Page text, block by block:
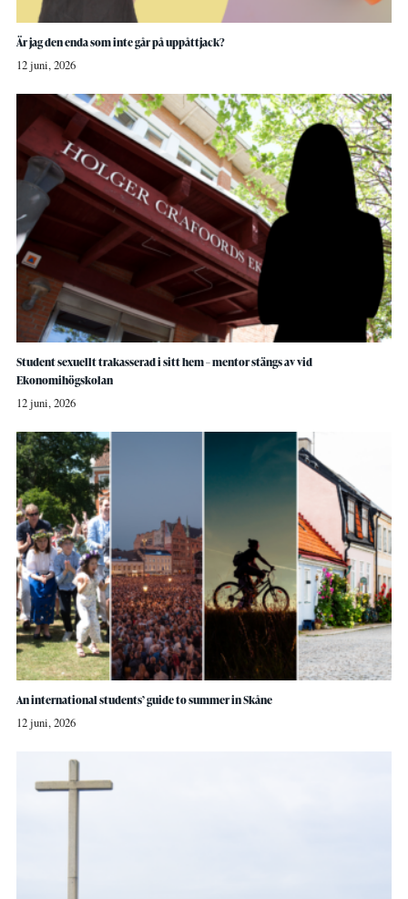
Är jag den enda som inte går på uppåttjack?
12 juni, 2026
Student sexuellt trakasserad i sitt hem – mentor stängs av vid
Ekonomihögskolan
12 juni, 2026
An international students’ guide to summer in Skåne
12 juni, 2026